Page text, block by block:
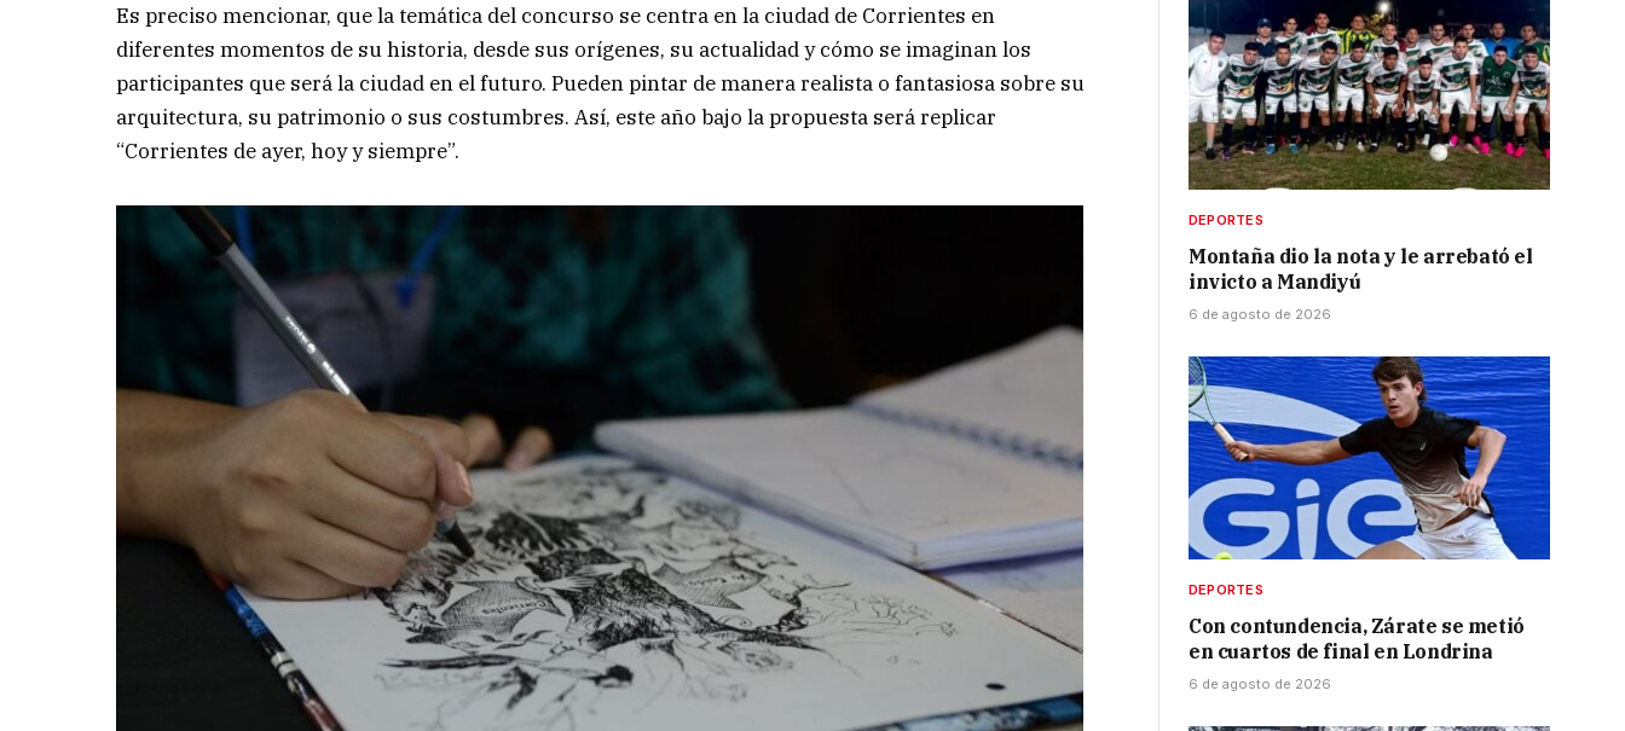
Es preciso mencionar, que la temática del concurso se centra en la ciudad de Corrientes en
diferentes momentos de su historia, desde sus orígenes, su actualidad y cómo se imaginan los
participantes que será la ciudad en el futuro. Pueden pintar de manera realista o fantasiosa sobre su
arquitectura, su patrimonio o sus costumbres. Así, este año bajo la propuesta será replicar
“Corrientes de ayer, hoy y siempre”.
DEPORTES
Montaña dio la nota y le arrebató el
invicto a Mandiyú
6 de agosto de 2026
DEPORTES
Con contundencia, Zárate se metió
en cuartos de final en Londrina
6 de agosto de 2026